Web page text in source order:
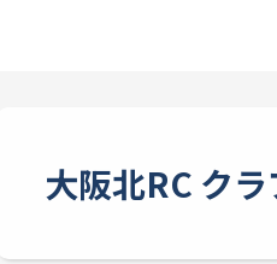
大阪北RC ク